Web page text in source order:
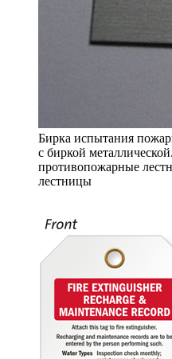
Бирка испытания
с биркой
противопожарные
лестницы